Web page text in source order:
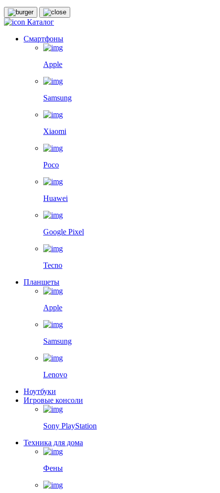
Каталог
Смартфоны
Apple
Samsung
Xiaomi
Poco
Huawei
Google Pixel
Tecno
Планшеты
Apple
Samsung
Lenovo
Ноутбуки
Игровые консоли
Sony PlayStation
Техника для дома
Фены